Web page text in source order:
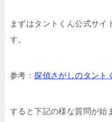
まずはタントくん公式サイ
す。
参考：探偵さがしのタント
すると下記の様な質問が始